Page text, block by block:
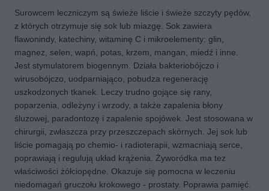
Surowcem leczniczym są świeże liście i świeże szczyty pędów,
z których otrzymuje się sok lub miazgę. Sok zawiera
flawonindy, katechiny, witaminę C i mikroelementy: glin,
magnez, selen, wapń, potas, krzem, mangan, miedź i inne.
Jest stymulatorem biogennym. Działa bakteriobójczo i
wirusobójczo, uodparniająco, pobudza regenerację
uszkodzonych tkanek. Leczy trudno gojące się rany,
poparzenia, odleżyny i wrzody, a także zapalenia błony
śluzowej, paradontozę i zapalenie spojówek. Jest stosowana w
chirurgii, zwłaszcza przy przeszczepach skórnych. Jej sok lub
liście pomagają po chemio- i radioterapii, wzmacniają serce,
poprawiają i regulują układ krążenia. Żyworódka ma tez
właściwości żółciopędne. Okazuje się pomocna w leczeniu
niedomagań gruczołu krokowego - prostaty. Poprawia pamięć.